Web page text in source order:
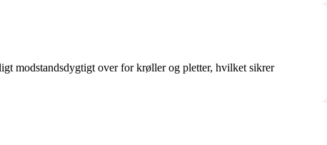
modstandsdygtigt over for krøller og pletter, hvilket sikrer